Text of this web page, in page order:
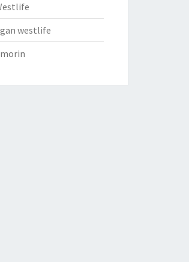
westlife